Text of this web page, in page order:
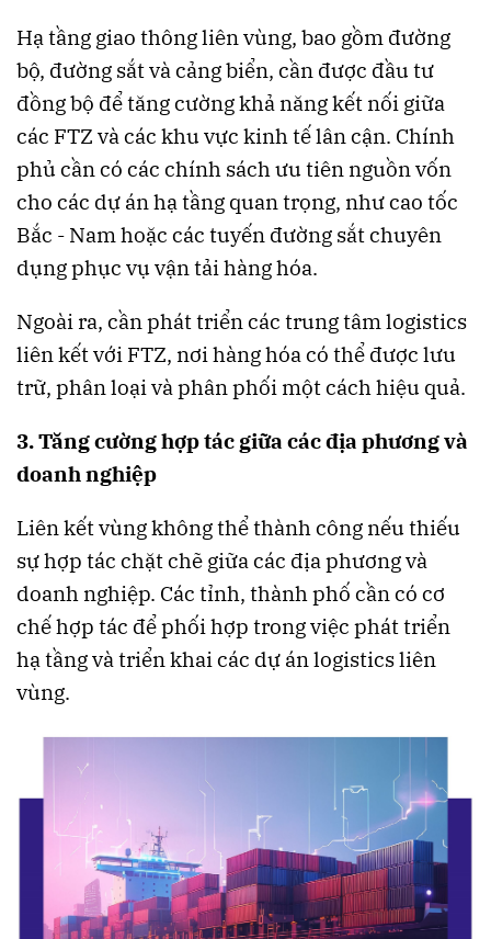
Hạ tầng giao thông liên vùng, bao gồm đường
bộ, đường sắt và cảng biển, cần được đầu tư
đồng bộ để tăng cường khả năng kết nối giữa
các FTZ và các khu vực kinh tế lân cận. Chính
phủ cần có các chính sách ưu tiên nguồn vốn
cho các dự án hạ tầng quan trọng, như cao tốc
Bắc - Nam hoặc các tuyến đường sắt chuyên
dụng phục vụ vận tải hàng hóa.
Ngoài ra, cần phát triển các trung tâm logistics
liên kết với FTZ, nơi hàng hóa có thể được lưu
trữ, phân loại và phân phối một cách hiệu quả.
3. Tăng cường hợp tác giữa các địa phương và
doanh nghiệp
Liên kết vùng không thể thành công nếu thiếu
sự hợp tác chặt chẽ giữa các địa phương và
doanh nghiệp. Các tỉnh, thành phố cần có cơ
chế hợp tác để phối hợp trong việc phát triển
hạ tầng và triển khai các dự án logistics liên
vùng.